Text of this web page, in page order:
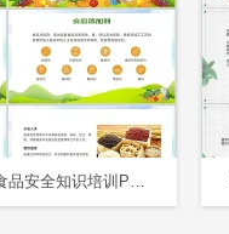
绿色插画蔬菜水果食品安全知识培训PPT课件